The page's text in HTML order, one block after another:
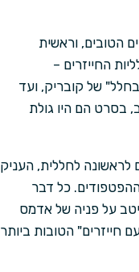
הטובים, וראשית
החייזרים –
של קובריק, ועד
בסרט הם היו גולת
לחללית, העניק
כל דבר
על פניה של אדמס
הטובות ביותר